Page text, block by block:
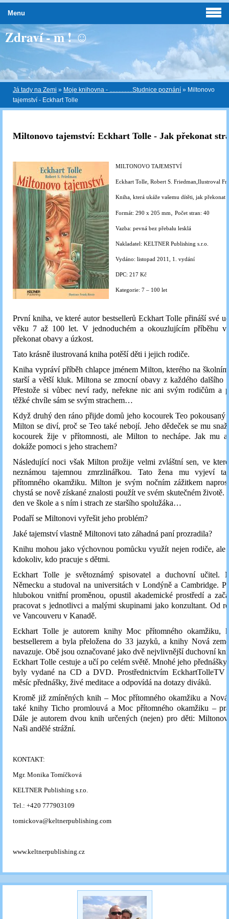
Zdraví - m ! ☺
Já tady na Zemi » Moje knihovna - ...............Studnice poznání » Miltonovo
tajemství - Eckhart Tolle
Miltonovo tajemství: Eckhart Tolle - Jak překonat
MILTONOVO TAJEMSTVÍ
Eckhart Tolle, Robert S. Friedman, Ilustroval
Kniha, která ukáže vašemu dítěti, jak překonat
Formát: 290 x 205 mm, Počet stran: 40
Vazba: pevná bez přebalu lesklá
Nakladatel: KELTNER Publishing s.r.o.
Vydáno: listopad 2011, 1. vydání
DPC: 217 Kč
Kategorie: 7 – 100 let
První kniha, ve které autor bestsellerů Eckhart Tolle přináší své
věku 7 až 100 let. V jednoduchém a okouzlujícím příběhu
překonat obavy a úzkost.
Tato krásně ilustrovaná kniha potěší děti i jejich rodiče.
Kniha vypráví příběh chlapce jménem Milton, kterého na
starší a větší kluk. Miltona se zmocní obavy z každého dalšího
Přestože si vůbec neví rady, neřekne nic ani svým rodičům a
těžké chvíle sám se svým strachem…
Když druhý den ráno přijde domů jeho kocourek Teo pokousaný
Milton se diví, proč se Teo také nebojí. Jeho dědeček se mu
kocourek žije v přítomnosti, ale Milton to nechápe. Jak mu
dokáže pomoci s jeho strachem?
Následující noci však Milton prožije velmi zvláštní sen, ve
neznámou tajemnou zmrzlinářkou. Tato žena mu vyjeví
přítomného okamžiku. Milton je svým nočním zážitkem
chystá se nově získané znalosti použít ve svém skutečném životě.
den ve škole a s ním i strach ze staršího spolužáka…
Podaří se Miltonovi vyřešit jeho problém?
Jaké tajemství vlastně Miltonovi tato záhadná paní prozradila?
Knihu mohou jako výchovnou pomůcku využít nejen rodiče, ale
kdokoliv, kdo pracuje s dětmi.
Eckhart Tolle je světoznámý spisovatel a duchovní učitel.
Německu a studoval na universitách v Londýně a Cambridge.
hlubokou vnitřní proměnou, opustil akademické prostředí a
pracovat s jednotlivci a malými skupinami jako konzultant. Od
ve Vancouveru v Kanadě.
Eckhart Tolle je autorem knihy Moc přítomného okamžiku,
bestsellerem a byla přeložena do 33 jazyků, a knihy Nová
navazuje. Obě jsou označované jako dvě nejvlivnější duchovní
Eckhart Tolle cestuje a učí po celém světě. Mnohé jeho
byly vydané na CD a DVD. Prostřednictvím EckhartTolleTV
měsíc přednášky, živé meditace a odpovídá na dotazy diváků.
Kromě již zmíněných knih – Moc přítomného okamžiku a Nová
také knihy Ticho promlouvá a Moc přítomného okamžiku –
Dále je autorem dvou knih určených (nejen) pro děti:
Naši andělé strážní.
KONTAKT:
Mgr. Monika Tomíčková
KELTNER Publishing s.r.o.
Tel.: +420 777903109
tomickova@keltnerpublishing.com
www.keltnerpublishing.cz
Menu